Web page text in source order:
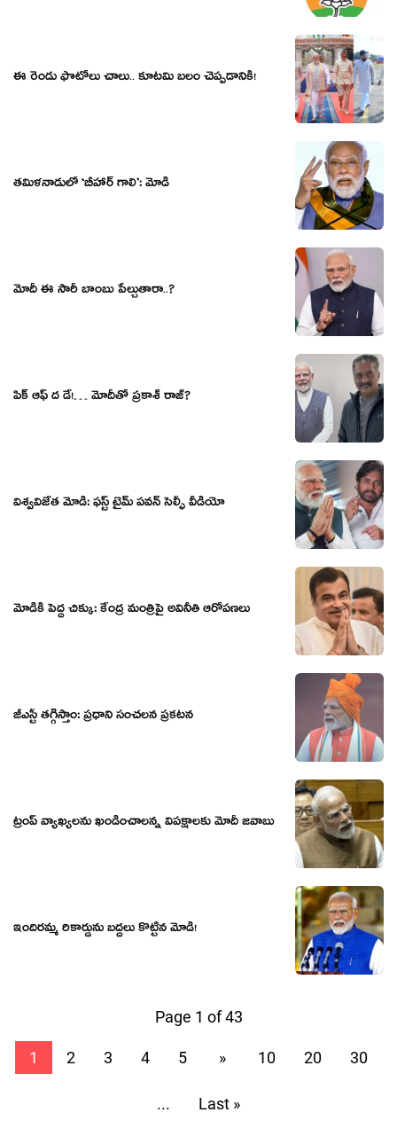
ఈ రెండు ఫొటోలు చాలు.. కూట‌మి బ‌లం చెప్ప‌డానికి!
త‌మిళ‌నాడులో ‘బీహార్ గాలి’: మోడీ
మోదీ ఈ సారీ బాంబు పేల్చుతారా..?
పిక్ ఆఫ్ ద డే!… మోదీతో ప్రకాశ్ రాజ్?
విశ్వ‌విజేత మోడీ: ఫ‌స్ట్ టైమ్‌ ప‌వ‌న్ సెల్ఫీ వీడియో
మోడీకి పెద్ద చిక్కు: కేంద్ర మంత్రిపై అవినీతి ఆరోప‌ణ‌లు
జీఎస్టీ త‌గ్గిస్తాం: ప్ర‌ధాని సంచ‌ల‌న ప్ర‌క‌ట‌న‌
ట్రంప్ వ్యాఖ్యలను ఖండించాలన్న విపక్షాలకు మోదీ జవాబు
ఇందిర‌మ్మ రికార్డును బ‌ద్ద‌లు కొట్టిన మోడీ!
Page 1 of 43
1 2 3 4 5 » 10 20 30
... Last »